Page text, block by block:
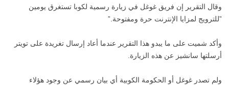
‬”للترويج لمزايا الإنترنت حرة ومفتوحة.”
وأكد شميت على ما يبدو هذا التقرير عندما أعاد إرسال تغريدة على تويتر
أرسلتها سانشيز عن هذه الزيارة.
ولم تصدر غوغل أو الحكومة الكوبية أي بيان رسمي عن وجود هؤلاء